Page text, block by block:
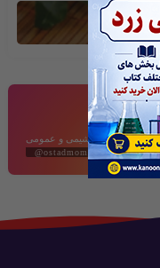
محتوای آموزشی شیمی و عمومی
@ostadmomeni2020